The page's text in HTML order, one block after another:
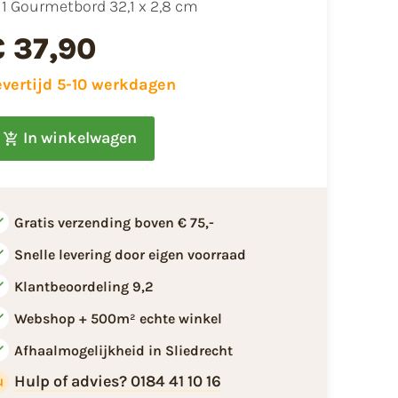
​1 Gourmetbord 32,1 x 2,8 cm
37,90
5-10 werkdagen
In winkelwagen
Gratis verzending boven € 75,-
Snelle levering door eigen voorraad
Klantbeoordeling 9,2
Webshop + 500m² echte winkel
Afhaalmogelijkheid in Sliedrecht
Hulp of advies? 0184 41 10 16